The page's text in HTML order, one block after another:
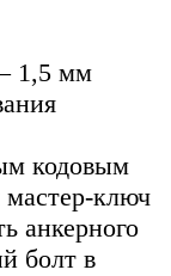
1,5 мм
кодовым
ключ
анкерного
болт в